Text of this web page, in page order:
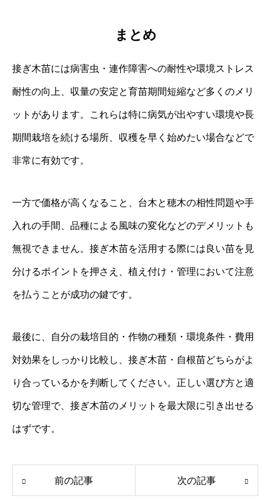
まとめ
接ぎ木苗には病害虫・連作障害への耐性や環境ストレス
耐性の向上、収量の安定と育苗期間短縮など多くのメリ
ットがあります。これらは特に病気が出やすい環境や長
期間栽培を続ける場所、収穫を早く始めたい場合などで
非常に有効です。
一方で価格が高くなること、台木と穂木の相性問題や手
入れの手間、品種による風味の変化などのデメリットも
無視できません。接ぎ木苗を活用する際には良い苗を見
分けるポイントを押さえ、植え付け・管理において注意
を払うことが成功の鍵です。
最後に、自分の栽培目的・作物の種類・環境条件・費用
対効果をしっかり比較し、接ぎ木苗・自根苗どちらがよ
り合っているかを判断してください。正しい選び方と適
切な管理で、接ぎ木苗のメリットを最大限に引き出せる
はずです。
前の記事 次の記事